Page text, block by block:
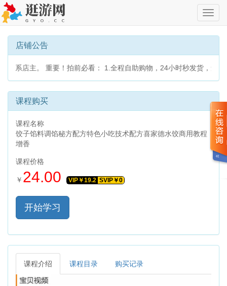
切
换
导
店铺公告
拍前必看： 1.全程自助购物，24小时秒发货，无需咨询，发货方式
课程购买
课程名称
饺子馅料调馅秘方配方特色小吃技术配方喜家德水饺商用教程
增香
课程价格
￥ 24.00 VIP￥19.2 SVIP￥0
课程介绍 课程目录 购买记录